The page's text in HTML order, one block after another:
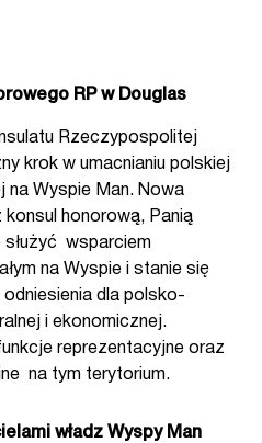
RP w Douglas
Rzeczypospolitej
krok w umacnianiu polskiej
Wyspie Man. Nowa
honorową, Panią
służyć wsparciem
na Wyspie i stanie się
dla polsko-
i ekonomicznej.
reprezentacyjne oraz
na tym terytorium.
władz Wyspy Man